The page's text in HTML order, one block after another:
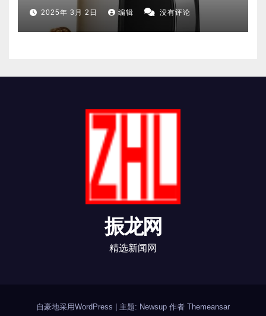
2025年 3月 2日 编辑 没有评论
振龙网
精选新闻网
自豪地采用WordPress 主题: Newsup 作者 Themeansar